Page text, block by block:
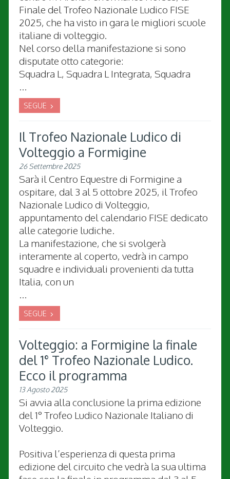
Finale del Trofeo Nazionale Ludico FISE
2025, che ha visto in gara le migliori scuole
italiane di volteggio.
Nel corso della manifestazione si sono
disputate otto categorie:
Squadra L, Squadra L Integrata, Squadra
...
SEGUE
Il Trofeo Nazionale Ludico di
Volteggio a Formigine
26 Settembre 2025
Sarà il Centro Equestre di Formigine a
ospitare, dal 3 al 5 ottobre 2025, il Trofeo
Nazionale Ludico di Volteggio,
appuntamento del calendario FISE dedicato
alle categorie ludiche.
La manifestazione, che si svolgerà
interamente al coperto, vedrà in campo
squadre e individuali provenienti da tutta
Italia, con un
...
SEGUE
Volteggio: a Formigine la finale
del 1° Trofeo Nazionale Ludico.
Ecco il programma
13 Agosto 2025
Si avvia alla conclusione la prima edizione
del 1° Trofeo Ludico Nazionale Italiano di
Volteggio.
Positiva l’esperienza di questa prima
edizione del circuito che vedrà la sua ultima